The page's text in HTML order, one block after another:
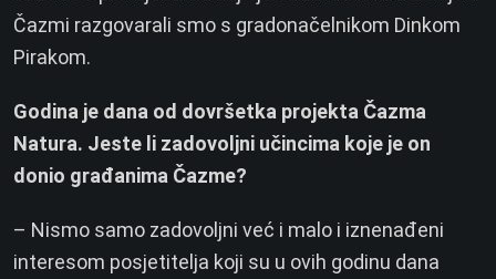
Čazmi razgovarali smo s gradonačelnikom Dinkom
Pirakom.
Godina je dana od dovršetka projekta Čazma
Natura. Jeste li zadovoljni učincima koje je on
donio građanima Čazme?
– Nismo samo zadovoljni već i malo i iznenađeni
interesom posjetitelja koji su u ovih godinu dana